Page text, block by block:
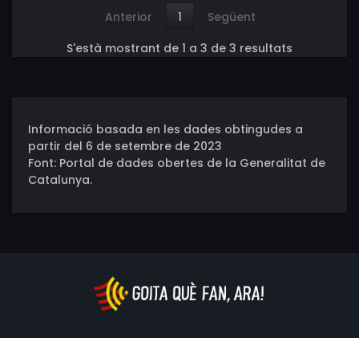
Anterior 1
Següent
S'està mostrant de 1 a 3 de 3 resultats
Informació basada en les dades obtingudes a
partir del 6 de setembre de 2023
Font: Portal de dades obertes de la Generalitat de
Catalunya.